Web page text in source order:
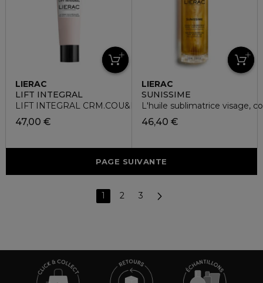
LIERAC
LIFT INTEGRAL
LIFT INTEGRAL CRM.COU&DECOLL.50ML TBE
47,00 €
LIERAC
SUNISSIME
L'huile sublimatrice visage,
46,40 €
PAGE SUIVANTE
1 2 3